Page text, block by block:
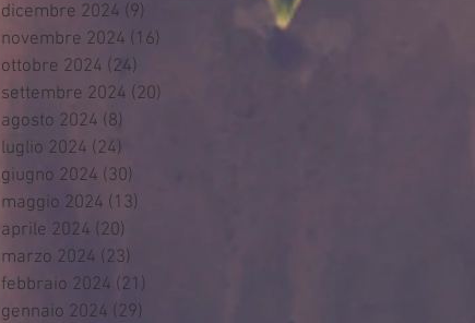
dicembre 2024 (9)
novembre 2024 (16)
ottobre 2024 (24)
settembre 2024 (20)
agosto 2024 (8)
luglio 2024 (24)
giugno 2024 (30)
maggio 2024 (13)
aprile 2024 (20)
marzo 2024 (23)
febbraio 2024 (21)
gennaio 2024 (29)